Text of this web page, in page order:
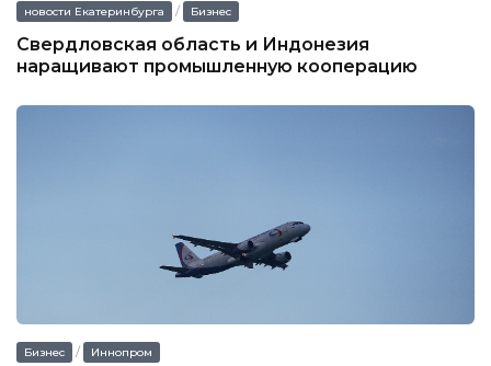
новости Екатеринбурга / Бизнес
Свердловская область и Индонезия
наращивают промышленную кооперацию
Бизнес / Иннопром